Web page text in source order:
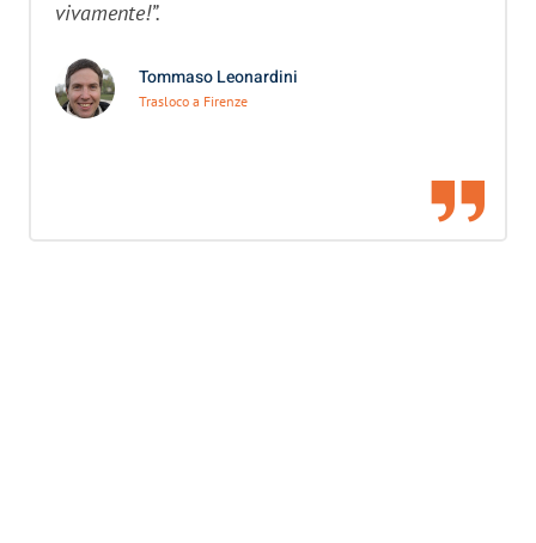
vivamente!”.
Tommaso Leonardini
Trasloco a Firenze